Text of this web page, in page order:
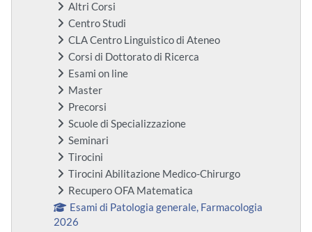
Altri Corsi
Centro Studi
CLA Centro Linguistico di Ateneo
Corsi di Dottorato di Ricerca
Esami on line
Master
Precorsi
Scuole di Specializzazione
Seminari
Tirocini
Tirocini Abilitazione Medico-Chirurgo
Recupero OFA Matematica
Esami di Patologia generale, Farmacologia
2026